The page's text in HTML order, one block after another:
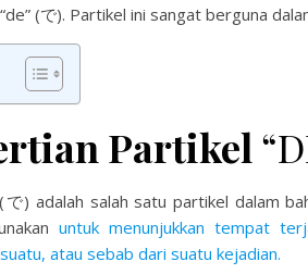
(で). Partikel ini sangat berguna
Partikel
で) adalah salah satu partikel dalam
untuk menunjukkan tempat
atau sebab dari suatu kejadian.